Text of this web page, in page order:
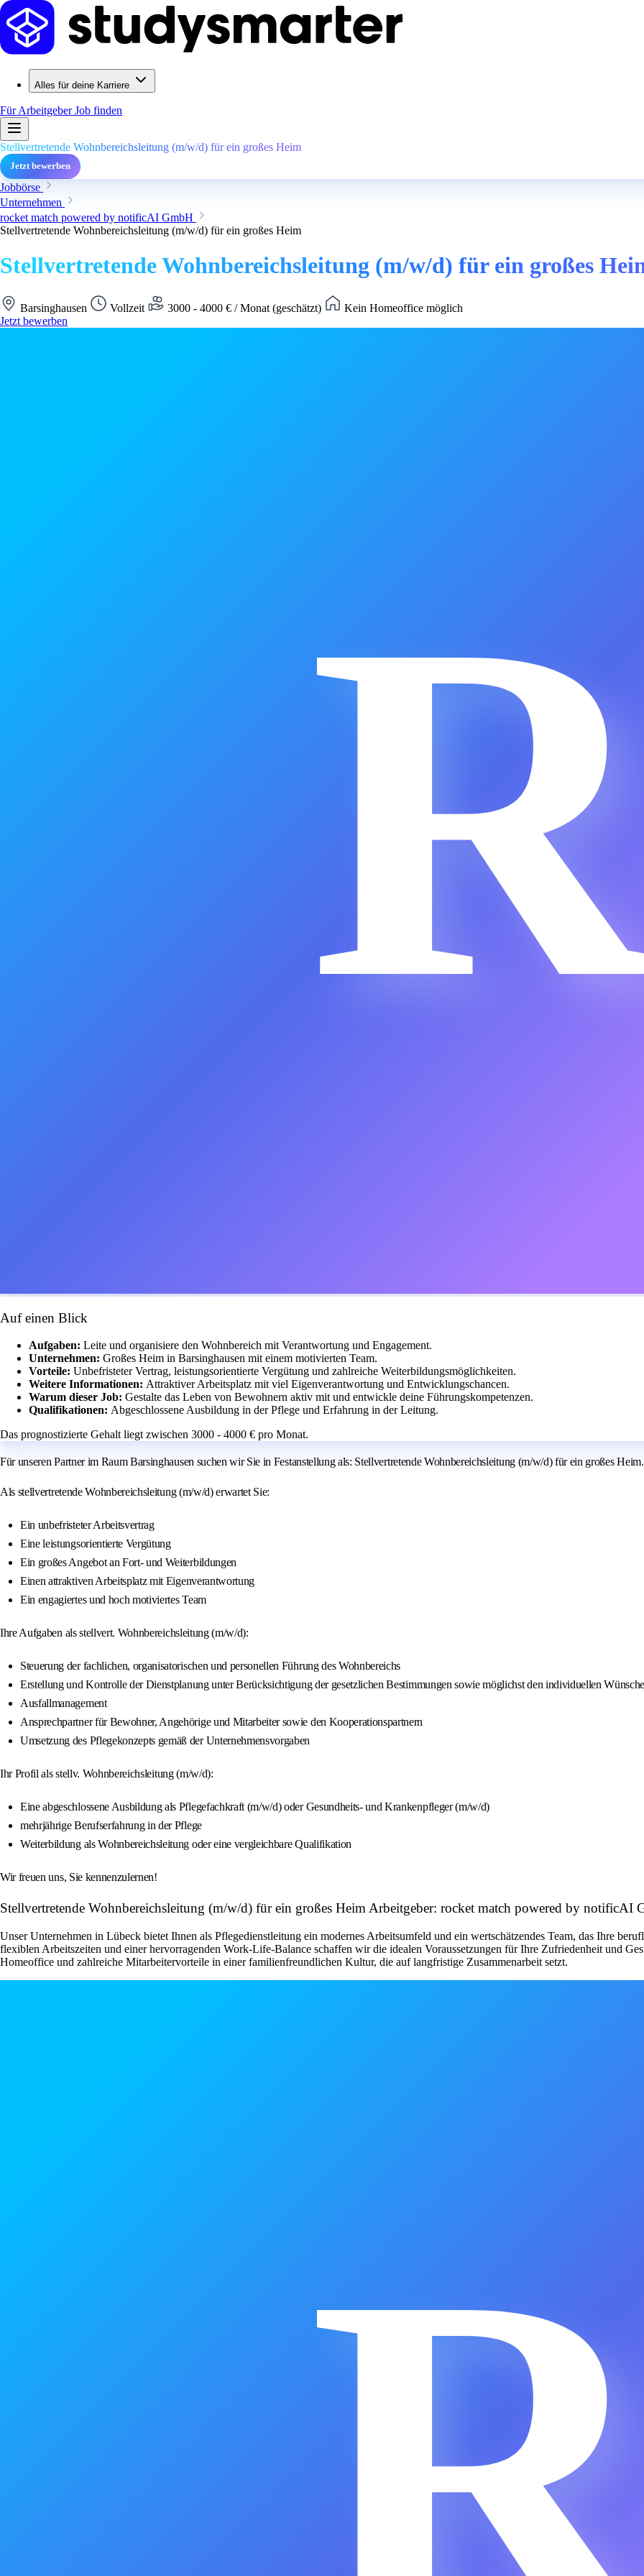
Alles für deine Karriere
Für ArbeitgeberJob finden
Stellvertretende Wohnbereichsleitung (m/w/d) für ein großes Heim
Jetzt bewerben
Jobbörse
Unternehmen
rocket match powered by notificAI GmbH
Stellvertretende Wohnbereichsleitung (m/w/d) für ein großes Heim
Stellvertretende Wohnbereichsleitung (m/w/d) für ein großes
Barsinghausen Vollzeit 3000 - 4000 € / Monat (geschätzt)
Kein Homeoffice möglich
Jetzt bewerben
Auf einen Blick
Aufgaben: Leite und organisiere den Wohnbereich mit Verantwortung und Engagement.
Unternehmen: Großes Heim in Barsinghausen mit einem motivierten Team.
Vorteile: Unbefristeter Vertrag, leistungsorientierte Vergütung und zahlreiche Weiterbildungsmöglichkeiten.
Weitere Informationen: Attraktiver Arbeitsplatz mit viel Eigenverantwortung und Entwicklungschancen.
Warum dieser Job: Gestalte das Leben von Bewohnern aktiv mit und entwickle deine Führungskompetenzen.
Qualifikationen: Abgeschlossene Ausbildung in der Pflege und Erfahrung in der Leitung.
Das prognostizierte Gehalt liegt zwischen 3000 - 4000 € pro Monat.
Für unseren Partner im Raum Barsinghausen suchen wir Sie in Festanstellung als: Stellvertretende Wohnbereichsleitung (m/w/d) für ein großes Heim.
Als stellvertretende Wohnbereichsleitung (m/w/d) erwartet Sie:
Ein unbefristeter Arbeitsvertrag
Eine leistungsorientierte Vergütung
Ein großes Angebot an Fort- und Weiterbildungen
Einen attraktiven Arbeitsplatz mit Eigenverantwortung
Ein engagiertes und hoch motiviertes Team
Ihre Aufgaben als stellvert. Wohnbereichsleitung (m/w/d):
Steuerung der fachlichen, organisatorischen und personellen Führung des Wohnbereichs
Erstellung und Kontrolle der Dienstplanung unter Berücksichtigung der gesetzlichen Bestimmungen sowie möglichst den individuellen
Ausfallmanagement
Ansprechpartner für Bewohner, Angehörige und Mitarbeiter sowie den Kooperationspartnern
Umsetzung des Pflegekonzepts gemäß der Unternehmensvorgaben
Ihr Profil als stellv. Wohnbereichsleitung (m/w/d):
Eine abgeschlossene Ausbildung als Pflegefachkraft (m/w/d) oder Gesundheits- und Krankenpfleger (m/w/d)
mehrjährige Berufserfahrung in der Pflege
Weiterbildung als Wohnbereichsleitung oder eine vergleichbare Qualifikation
Wir freuen uns, Sie kennenzulernen!
Stellvertretende Wohnbereichsleitung (m/w/d) für ein großes Heim Arbeitgeber: rocket match powered by notificAI
Unser Unternehmen in Lübeck bietet Ihnen als Pflegedienstleitung ein modernes Arbeitsumfeld und ein wertschätzendes Team, das Ihre
flexiblen Arbeitszeiten und einer hervorragenden Work-Life-Balance schaffen wir die idealen Voraussetzungen für Ihre Zufriedenheit und
Homeoffice und zahlreiche Mitarbeitervorteile in einer familienfreundlichen Kultur, die auf langfristige Zusammenarbeit setzt.